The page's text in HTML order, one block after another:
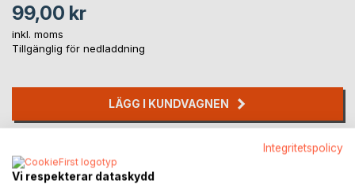
99,00 kr
inkl. moms
Tillgänglig för nedladdning
LÄGG I KUNDVAGNEN
Recensera titel
Integritetspolicy
Vi respekterar dataskydd